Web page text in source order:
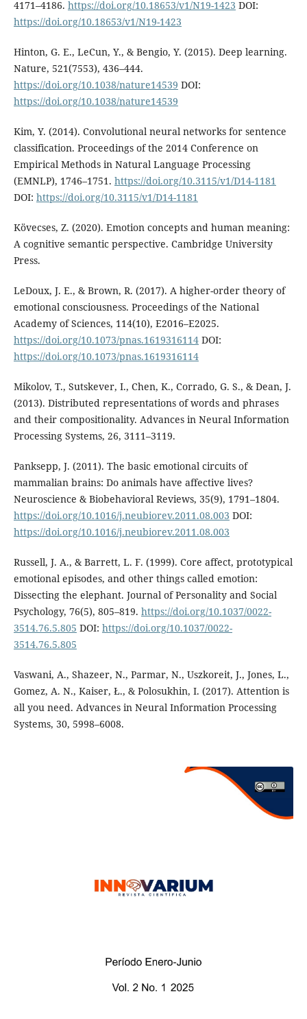
4171–4186. https://doi.org/10.18653/v1/N19-1423 DOI:
https://doi.org/10.18653/v1/N19-1423
Hinton, G. E., LeCun, Y., & Bengio, Y. (2015). Deep learning.
Nature, 521(7553), 436–444.
https://doi.org/10.1038/nature14539 DOI:
https://doi.org/10.1038/nature14539
Kim, Y. (2014). Convolutional neural networks for sentence
classification. Proceedings of the 2014 Conference on
Empirical Methods in Natural Language Processing
(EMNLP), 1746–1751. https://doi.org/10.3115/v1/D14-1181
DOI: https://doi.org/10.3115/v1/D14-1181
Kövecses, Z. (2020). Emotion concepts and human meaning:
A cognitive semantic perspective. Cambridge University
Press.
LeDoux, J. E., & Brown, R. (2017). A higher-order theory of
emotional consciousness. Proceedings of the National
Academy of Sciences, 114(10), E2016–E2025.
https://doi.org/10.1073/pnas.1619316114DOI:
https://doi.org/10.1073/pnas.1619316114
Mikolov, T., Sutskever, I., Chen, K., Corrado, G. S., & Dean, J.
(2013). Distributed representations of words and phrases
and their compositionality. Advances in Neural Information
Processing Systems, 26, 3111–3119.
Panksepp, J. (2011). The basic emotional circuits of
mammalian brains: Do animals have affective lives?
Neuroscience & Biobehavioral Reviews, 35(9), 1791–1804.
https://doi.org/10.1016/j.neubiorev.2011.08.003 DOI:
https://doi.org/10.1016/j.neubiorev.2011.08.003
Russell, J. A., & Barrett, L. F. (1999). Core affect, prototypical
emotional episodes, and other things called emotion:
Dissecting the elephant. Journal of Personality and Social
Psychology, 76(5), 805–819. https://doi.org/10.1037/0022-
3514.76.5.805 DOI: https://doi.org/10.1037/0022-
3514.76.5.805
Vaswani, A., Shazeer, N., Parmar, N., Uszkoreit, J., Jones, L.,
Gomez, A. N., Kaiser, Ł., & Polosukhin, I. (2017). Attention is
all you need. Advances in Neural Information Processing
Systems, 30, 5998–6008.